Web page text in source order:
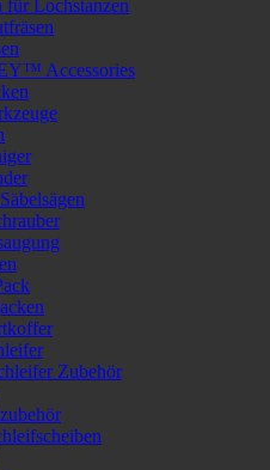
für Lochstanzen
Accessories
Zubehör